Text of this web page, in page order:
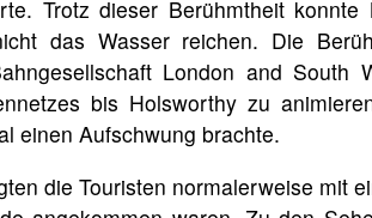
Trotz dieser Berühmtheit konnte
das Wasser reichen. Die
London and South
bis Holsworthy zu
einen Aufschwung brachte.
die Touristen normalerweise mit